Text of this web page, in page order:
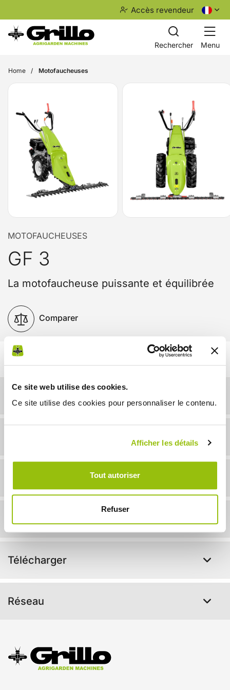
Ce site web utilise des cookies.
Ce site utilise des cookies pour personnaliser le contenu.
Afficher les détails
Tout autoriser
Refuser
Accès revendeur
Rechercher Menu
Home Motofaucheuses
MOTOFAUCHEUSES
GF 3
La motofaucheuse puissante et équilibrée
Comparer
Télécharger
Réseau